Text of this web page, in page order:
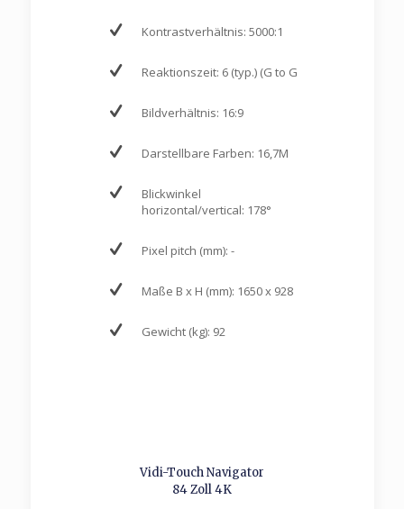
Kontrastverhältnis: 5000:1
Reaktionszeit: 6 (typ.) (G to G
Bildverhältnis: 16:9
Darstellbare Farben: 16,7M
Blickwinkel
horizontal/vertical: 178°
Pixel pitch (mm): -
Maße B x H (mm): 1650 x 928
Gewicht (kg): 92
Vidi-Touch Navigator
84 Zoll 4K